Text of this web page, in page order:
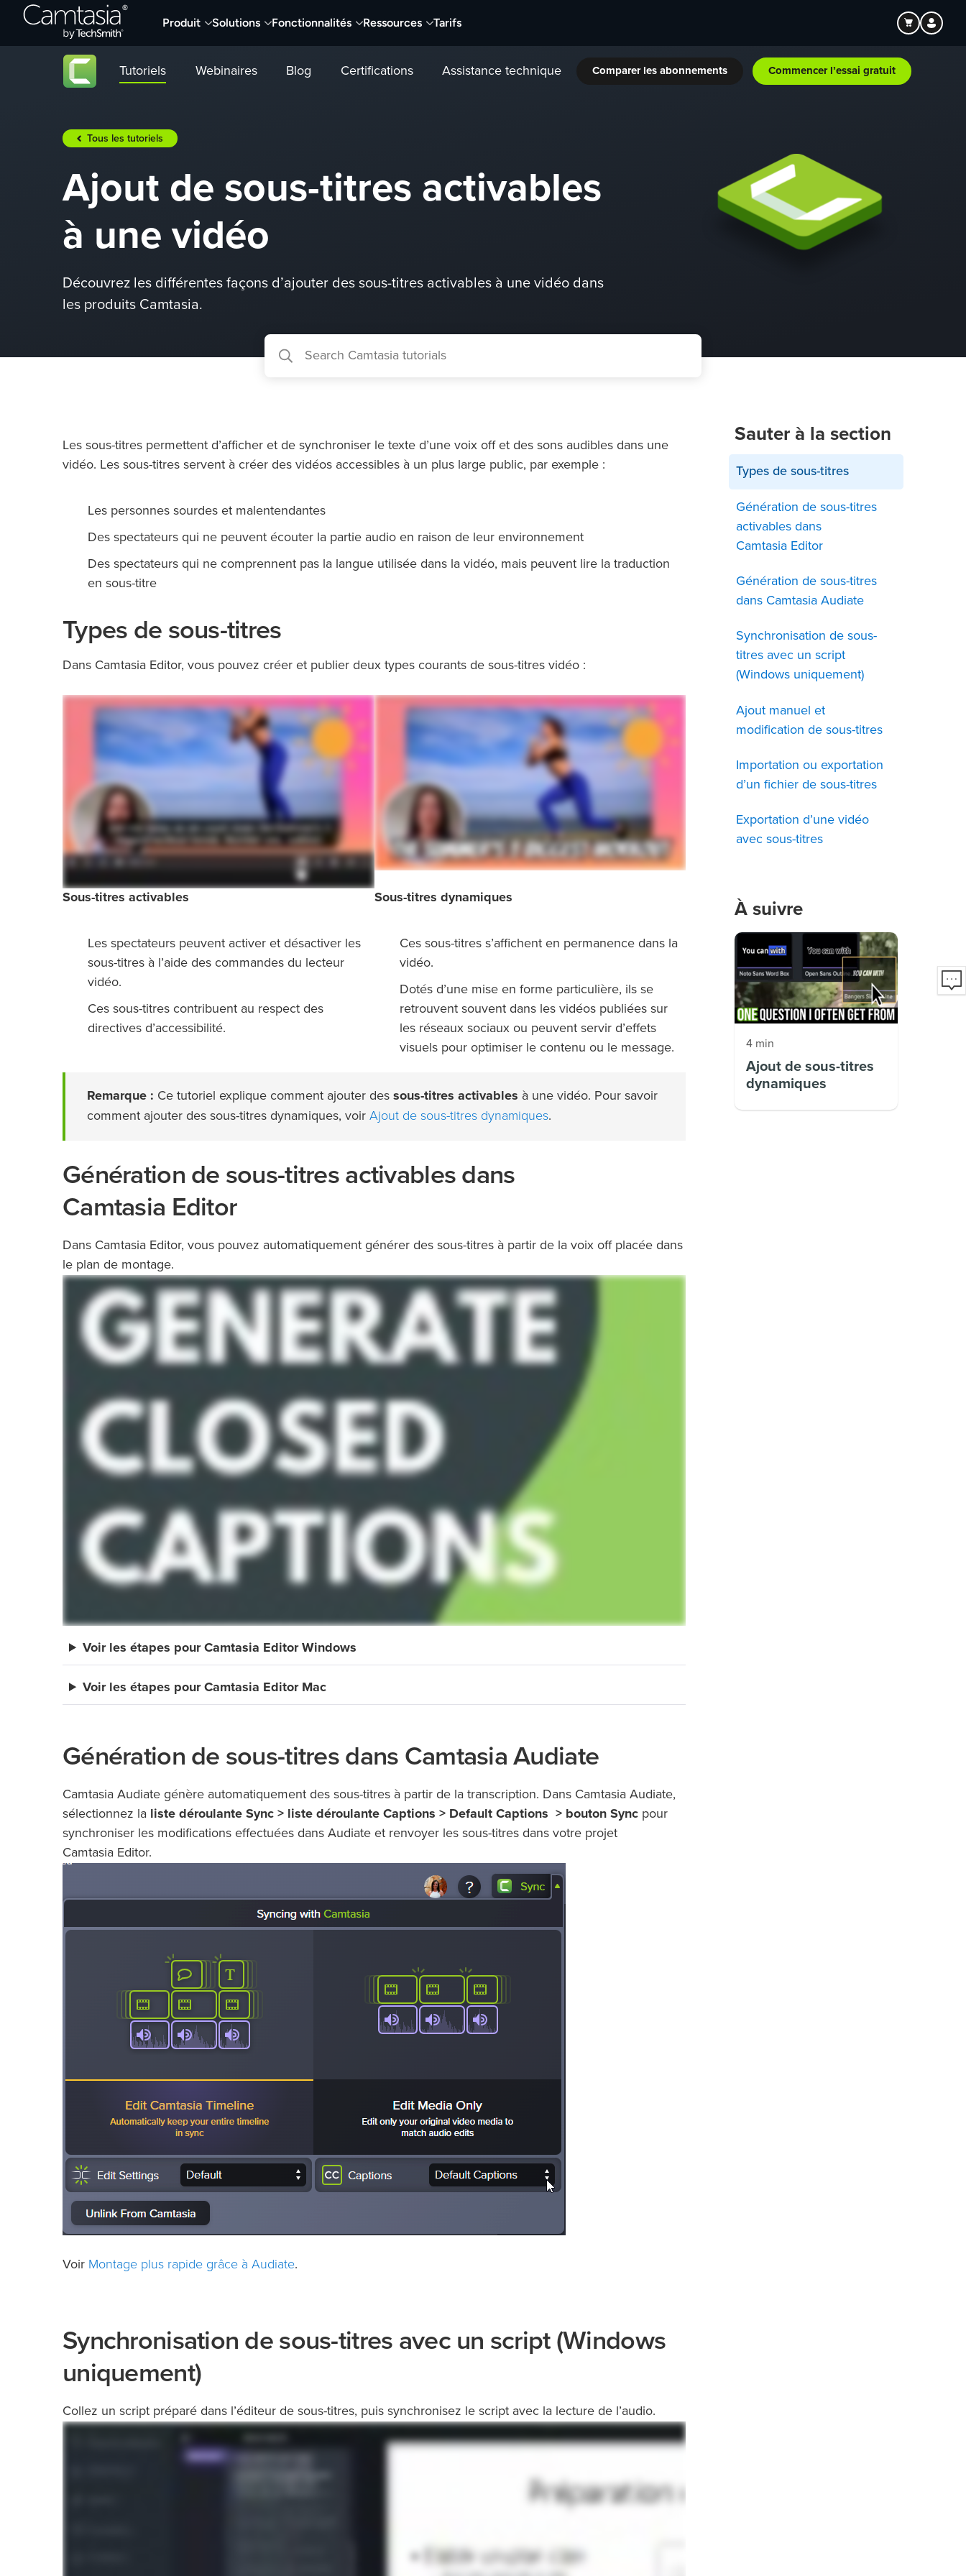
Passer
directement
Produit Solutions Fonctionnalités Ressources Tarifs
Tutoriels Webinaires Blog Certifications Assistance technique Comparer les abonnements Commencer l’essai gratuit
Tous les tutoriels
Ajout de sous-titres activables
à une vidéo
Découvrez les différentes façons d’ajouter des sous-titres activables à une vidéo dans
les produits Camtasia.
Les sous-titres permettent d’afficher et de synchroniser le texte d’une voix off et des sons audibles dans une
vidéo. Les sous-titres servent à créer des vidéos accessibles à un plus large public, par exemple :
Les personnes sourdes et malentendantes
Des spectateurs qui ne peuvent écouter la partie audio en raison de leur environnement
Des spectateurs qui ne comprennent pas la langue utilisée dans la vidéo, mais peuvent lire la traduction
en sous-titre
Types de sous-titres
Dans Camtasia Editor, vous pouvez créer et publier deux types courants de sous-titres vidéo :
Sous-titres activables
Les spectateurs peuvent activer et désactiver les
sous-titres à l’aide des commandes du lecteur
vidéo.
Ces sous-titres contribuent au respect des
directives d’accessibilité.
Sous-titres dynamiques
Ces sous-titres s’affichent en permanence dans la
vidéo.
Dotés d’une mise en forme particulière, ils se
retrouvent souvent dans les vidéos publiées sur
les réseaux sociaux ou peuvent servir d’effets
visuels pour optimiser le contenu ou le message.
Remarque : Ce tutoriel explique comment ajouter des sous-titres activables à une vidéo. Pour savoir
comment ajouter des sous-titres dynamiques, voir Ajout de sous-titres dynamiques.
Génération de sous-titres activables dans
Camtasia Editor
Dans Camtasia Editor, vous pouvez automatiquement générer des sous-titres à partir de la voix off placée dans
le plan de montage.
Voir les étapes pour Camtasia Editor Windows
Voir les étapes pour Camtasia Editor Mac
Génération de sous-titres dans Camtasia Audiate
Camtasia Audiate génère automatiquement des sous-titres à partir de la transcription. Dans Camtasia Audiate,
sélectionnez la
liste déroulante Sync > liste déroulante Captions > Default Captions > bouton Sync pour
synchroniser les modifications effectuées dans Audiate et renvoyer les sous-titres dans votre projet
Camtasia Editor.
Voir Montage plus rapide grâce à Audiate.
Synchronisation de sous-titres avec un script (Windows
uniquement)
Collez un script préparé dans l’éditeur de sous-titres, puis synchronisez le script avec la lecture de l’audio.
Sauter à la section
Types de sous-titres
Génération de sous-titres
activables dans
Camtasia Editor
Génération de sous-titres
dans Camtasia Audiate
Synchronisation de sous-
titres avec un script
(Windows uniquement)
Ajout manuel et
modification de sous-titres
Importation ou exportation
d’un fichier de sous-titres
Exportation d’une vidéo
avec sous-titres
À suivre
4 min
Ajout de sous-titres
dynamiques